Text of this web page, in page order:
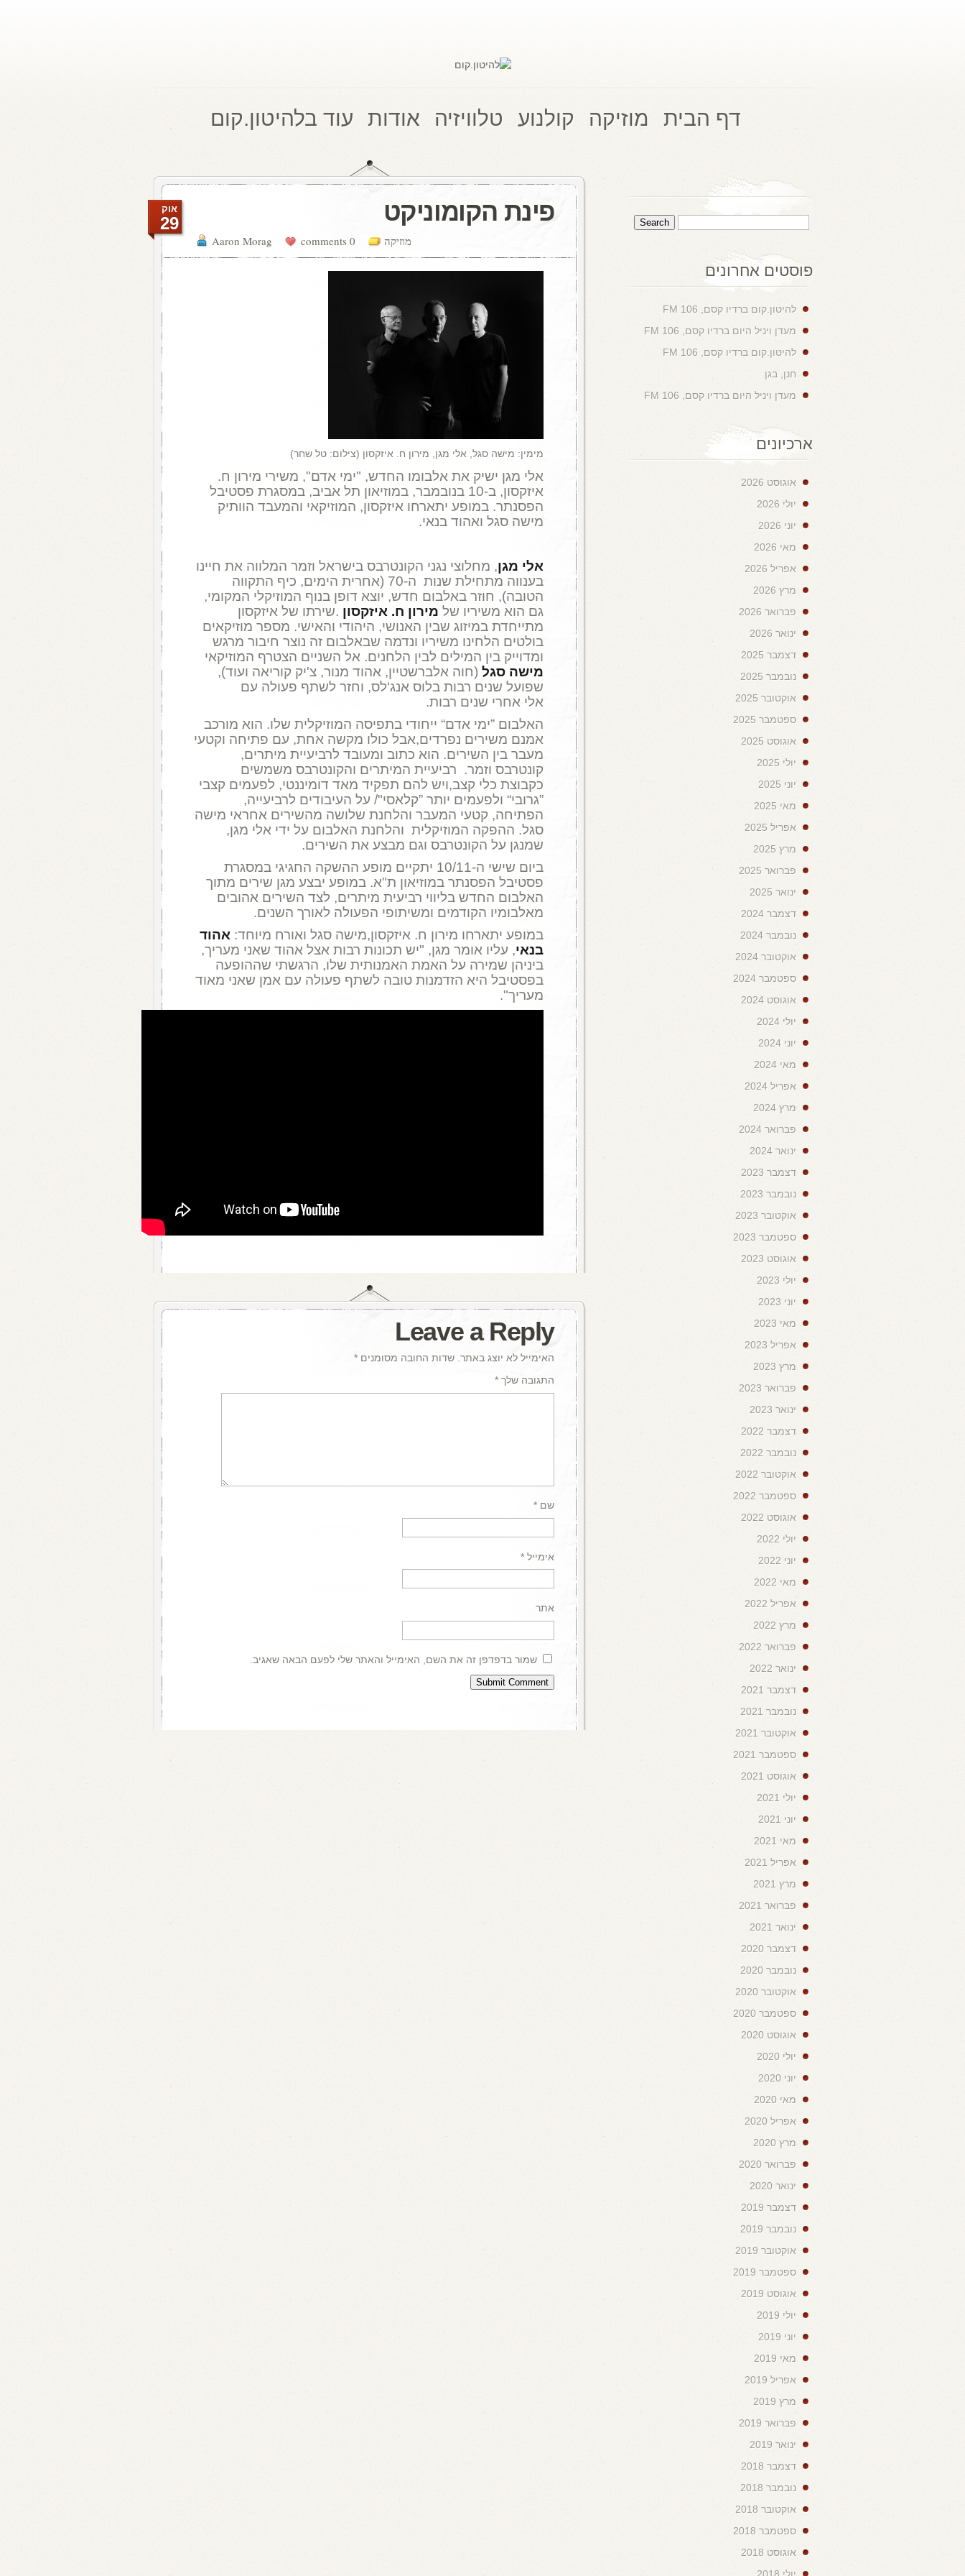
דף הבית מוזיקה קולנוע טלוויזיה אודות עוד בלהיטון.קום
פינת הקומוניקט
Aaron Morag 0 comments מוזיקה
אוק
29
מימין: מישה סגל, אלי מגן, מירון ח. איזקסון (צילום: טל שחר)
אלי מגן ישיק את אלבומו החדש, "ימי אדם", משירי מירון ח.
איזקסון, ב-10 בנובמבר, במוזיאון תל אביב, במסגרת פסטיבל
הפסנתר. במופע יתארחו איזקסון, המוזיקאי והמעבד הוותיק
מישה סגל ואהוד בנאי.
אלי מגן, מחלוצי נגני הקונטרבס בישראל וזמר המלווה את חיינו
בענווה מתחילת שנות ה-70 (אחרית הימים, כיף התקווה
הטובה), חוזר באלבום חדש, יוצא דופן בנוף המוזיקלי המקומי,
גם הוא משיריו של מירון ח. איזקסון .שירתו של איזקסון
מתייחדת במיזוג שבין האנושי, היהודי והאישי. מספר מוזיקאים
בולטים הלחינו משיריו ונדמה שבאלבום זה נוצר חיבור מרגש
ומדוייק בין המילים לבין הלחנים. אל השניים הצטרף המוזיקאי
מישה סגל (חוה אלברשטיין, אהוד מנור, צ'יק קוריאה ועוד),
שפועל שנים רבות בלוס אנג‘לס, וחזר לשתף פעולה עם
אלי אחרי שנים רבות.
האלבום ”ימי אדם“ ייחודי בתפיסה המוזיקלית שלו. הוא מורכב
אמנם משירים נפרדים,אבל כולו מקשה אחת, עם פתיחה וקטעי
מעבר בין השירים. הוא כתוב ומעובד לרביעיית מיתרים,
קונטרבס וזמר. רביעיית המיתרים והקונטרבס משמשים
כקבוצת כלי קצב,ויש להם תפקיד מאד דומיננטי, לפעמים קצבי
”גרובי“ ולפעמים יותר ”קלאסי"/ על העיבודים לרביעייה,
הפתיחה, קטעי המעבר והלחנת שלושה מהשירים אחראי מישה
סגל. ההפקה המוזיקלית והלחנת האלבום על ידי אלי מגן,
שמנגן על הקונטרבס וגם מבצע את השירים.
ביום שישי ה-10/11 יתקיים מופע ההשקה החגיגי במסגרת
פסטיבל הפסנתר במוזיאון ת"א. במופע יבצע מגן שירים מתוך
האלבום החדש בליווי רביעית מיתרים, לצד השירים אהובים
מאלבומיו הקודמים ומשיתופי הפעולה לאורך השנים.
במופע יתארחו מירון ח. איזקסון,מישה סגל ואורח מיוחד: אהוד
בנאי, עליו אומר מגן, "יש תכונות רבות אצל אהוד שאני מעריך,
ביניהן שמירה על האמת האמנותית שלו, הרגשתי שההופעה
בפסטיבל היא הזדמנות טובה לשתף פעולה עם אמן שאני מאוד
מעריך".
Leave a Reply
האימייל לא יוצג באתר. שדות החובה מסומנים *
התגובה שלך *
שם *
אימייל *
אתר
שמור בדפדפן זה את השם, האימייל והאתר שלי לפעם הבאה שאגיב.
פוסטים אחרונים
להיטון.קום ברדיו קסם, 106 FM
מעדן ויניל היום ברדיו קסם, 106 FM
להיטון.קום ברדיו קסם, 106 FM
חנן, בגן
מעדן ויניל היום ברדיו קסם, 106 FM
ארכיונים
אוגוסט 2026
יולי 2026
יוני 2026
מאי 2026
אפריל 2026
מרץ 2026
פברואר 2026
ינואר 2026
דצמבר 2025
נובמבר 2025
אוקטובר 2025
ספטמבר 2025
אוגוסט 2025
יולי 2025
יוני 2025
מאי 2025
אפריל 2025
מרץ 2025
פברואר 2025
ינואר 2025
דצמבר 2024
נובמבר 2024
אוקטובר 2024
ספטמבר 2024
אוגוסט 2024
יולי 2024
יוני 2024
מאי 2024
אפריל 2024
מרץ 2024
פברואר 2024
ינואר 2024
דצמבר 2023
נובמבר 2023
אוקטובר 2023
ספטמבר 2023
אוגוסט 2023
יולי 2023
יוני 2023
מאי 2023
אפריל 2023
מרץ 2023
פברואר 2023
ינואר 2023
דצמבר 2022
נובמבר 2022
אוקטובר 2022
ספטמבר 2022
אוגוסט 2022
יולי 2022
יוני 2022
מאי 2022
אפריל 2022
מרץ 2022
פברואר 2022
ינואר 2022
דצמבר 2021
נובמבר 2021
אוקטובר 2021
ספטמבר 2021
אוגוסט 2021
יולי 2021
יוני 2021
מאי 2021
אפריל 2021
מרץ 2021
פברואר 2021
ינואר 2021
דצמבר 2020
נובמבר 2020
אוקטובר 2020
ספטמבר 2020
אוגוסט 2020
יולי 2020
יוני 2020
מאי 2020
אפריל 2020
מרץ 2020
פברואר 2020
ינואר 2020
דצמבר 2019
נובמבר 2019
אוקטובר 2019
ספטמבר 2019
אוגוסט 2019
יולי 2019
יוני 2019
מאי 2019
אפריל 2019
מרץ 2019
פברואר 2019
ינואר 2019
דצמבר 2018
נובמבר 2018
אוקטובר 2018
ספטמבר 2018
אוגוסט 2018